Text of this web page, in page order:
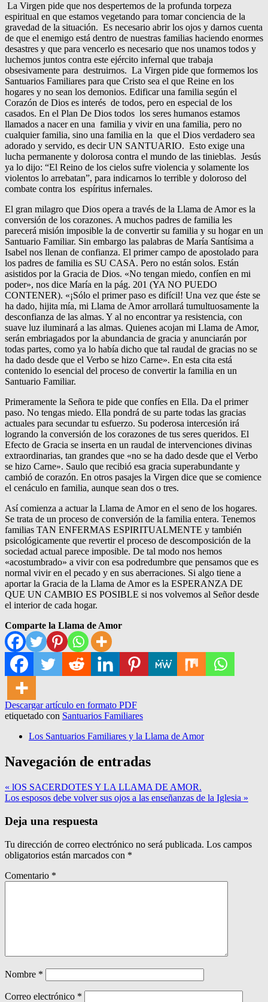
La Virgen pide que nos despertemos de la profunda torpeza
espiritual en que estamos vegetando para tomar conciencia de la
gravedad de la situación. Es necesario abrir los ojos y darnos cuenta
de que el enemigo está dentro de nuestras familias haciendo enormes
desastres y que para vencerlo es necesario que nos unamos todos y
luchemos juntos contra este ejército infernal que trabaja
obsesivamente para destruirnos. La Virgen pide que formemos los
Santuarios Familiares para que Cristo sea el que Reine en los
hogares y no sean los demonios. Edificar una familia según el
Corazón de Dios es interés de todos, pero en especial de los
casados. En el Plan De Dios todos los seres humanos estamos
llamados a nacer en una familia y vivir en una familia, pero no
cualquier familia, sino una familia en la que el Dios verdadero sea
adorado y servido, es decir UN SANTUARIO. Esto exige una
lucha permanente y dolorosa contra el mundo de las tinieblas. Jesús
ya lo dijo: “El Reino de los cielos sufre violencia y solamente los
violentos lo arrebatan”, para indicarnos lo terrible y doloroso del
combate contra los espíritus infernales.
El gran milagro que Dios opera a través de la Llama de Amor es la
conversión de los corazones. A muchos padres de familia les
parecerá misión imposible la de convertir su familia y su hogar en un
Santuario Familiar. Sin embargo las palabras de María Santísima a
Isabel nos llenan de confianza. El primer campo de apostolado para
los padres de familia es SU CASA. Pero no están solos. Están
asistidos por la Gracia de Dios. «No tengan miedo, confíen en mi
poder», nos dice María en la pág. 201 (YA NO PUEDO
CONTENER). «¡Sólo el primer paso es difícil! Una vez que éste se
ha dado, hijita mía, mi Llama de Amor arrollará tumultuosamente la
desconfianza de las almas. Y al no encontrar ya resistencia, con
suave luz iluminará a las almas. Quienes acojan mi Llama de Amor,
serán embriagados por la abundancia de gracia y anunciarán por
todas partes, como ya lo había dicho que tal raudal de gracias no se
ha dado desde que el Verbo se hizo Carne». En esta cita está
contenido lo esencial del proceso de convertir la familia en un
Santuario Familiar.
Primeramente la Señora te pide que confíes en Ella. Da el primer
paso. No tengas miedo. Ella pondrá de su parte todas las gracias
actuales para secundar tu esfuerzo. Su poderosa intercesión irá
logrando la conversión de los corazones de tus seres queridos. El
Efecto de Gracia se inserta en un raudal de intervenciones divinas
extraordinarias, tan grandes que «no se ha dado desde que el Verbo
se hizo Carne». Saulo que recibió esa gracia superabundante y
cambió de corazón. En otros pasajes la Virgen dice que se comience
el cenáculo en familia, aunque sean dos o tres.
Así comienza a actuar la Llama de Amor en el seno de los hogares.
Se trata de un proceso de conversión de la familia entera. Tenemos
familias TAN ENFERMAS ESPIRITUALMENTE y también
psicológicamente que revertir el proceso de descomposición de la
sociedad actual parece imposible. De tal modo nos hemos
«acostumbrado» a vivir con esa podredumbre que pensamos que es
normal vivir en el pecado y en sus aberraciones. Si algo tiene a
aportar la Gracia de la Llama de Amor es la ESPERANZA DE
QUE UN CAMBIO ES POSIBLE si nos volvemos al Señor desde
el interior de cada hogar.
Comparte la Llama de Amor
Descargar artículo en formato PDF
etiquetado con Santuarios Familiares
Los Santuarios Familiares y la Llama de Amor
Navegación de entradas
« lOS SACERDOTES Y LA LLAMA DE AMOR.
Los esposos debe volver sus ojos a las enseñanzas de la Iglesia »
Deja una respuesta
Tu dirección de correo electrónico no será publicada. Los campos
obligatorios están marcados con *
Comentario *
Nombre *
Correo electrónico *